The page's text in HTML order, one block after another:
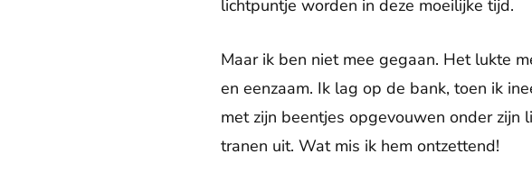
lichtpuntje worden in deze moeilijke tijd.
Maar ik ben niet mee gegaan. Het lukte
en eenzaam. Ik lag op de bank, toen ik
met zijn beentjes opgevouwen onder zijn
tranen uit. Wat mis ik hem ontzettend!